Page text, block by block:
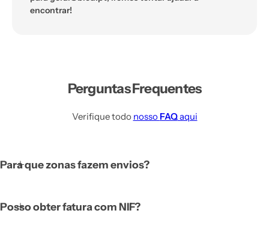
encontrar!
Perguntas Frequentes
Verifique todo nosso FAQaqui
Para que zonas fazem envios?
Posso obter fatura com NIF?